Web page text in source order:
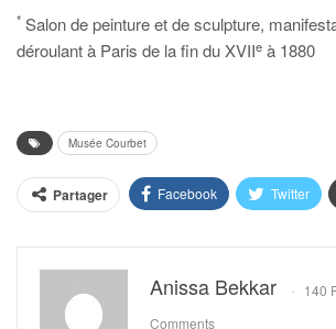
* Salon de peinture et de sculpture,
déroulant à Paris de la fin du XVIIe à 1880
Musée Courbet
Partager Facebook Twitter
Anissa Bekkar 140
Comments